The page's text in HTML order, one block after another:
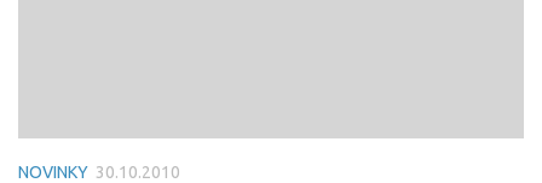
NOVINKY 30.10.2010